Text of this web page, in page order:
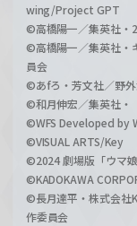
wing/Project GPT
©高橋陽一／集英社・
©高橋陽一／集英社・
員会
©あfろ・芳文社／野
©和月伸宏／集英社・
©WFS Developed by
©VISUAL ARTS/Key
©2024 劇場版「ウマ
©KADOKAWA
©長月達平・株式会社
作委員会